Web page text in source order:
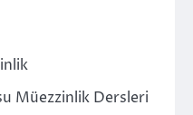
Müezzinlik Dersleri